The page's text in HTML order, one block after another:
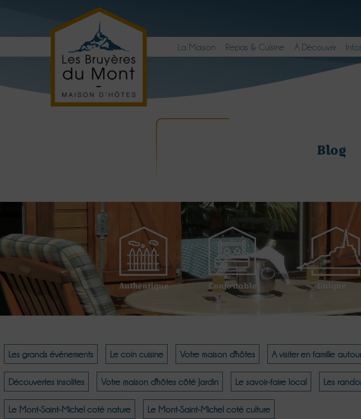
La Maison Repas & Cuisine À Découvrir
Blog
Authentique Confortable Unique
Les grands événements Le coin cuisine Votre maison d'hôtes A visiter en famille
Découvertes insolites Votre maison d'hôtes côté Jardin Le savoir-faire local Les
Le Mont-Saint-Michel coté nature Le Mont-Saint-Michel coté culture